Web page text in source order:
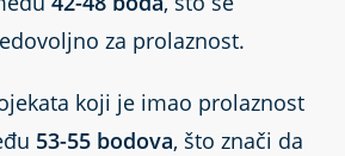
za prolaznost.
koji je imao prolaznost
53-55 bodova, što znači da